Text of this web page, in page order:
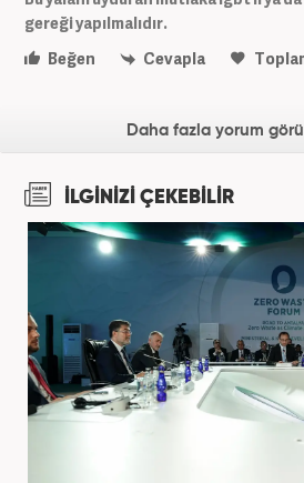
gereği yapılmalıdır.
Beğen
Cevapla
Daha fazla yorum
İLGİNİZİ ÇEKEBİLİR